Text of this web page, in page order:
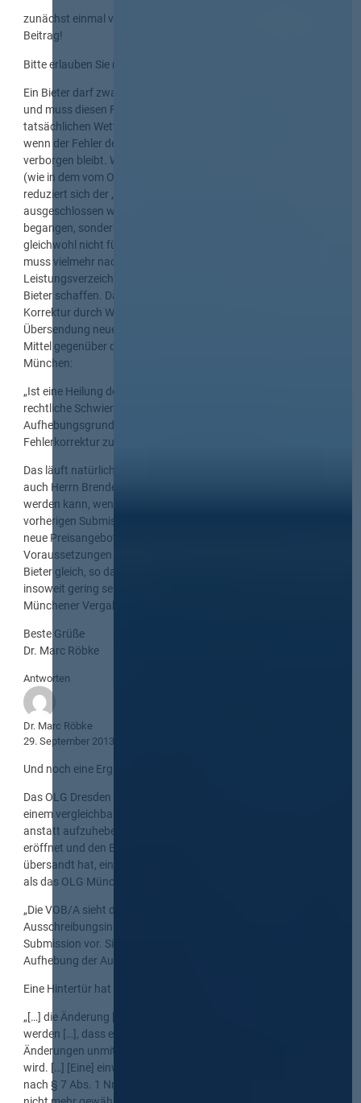
zunächst einmal vielen Dank, Herr Kollege Werner, für den
Beitrag!
Bitte erlauben Sie mir einen kleine Ergänzung:
Ein Bieter darf zwar Fehler im Leistungsverzeichnis ausnutzen
und muss diesen Fehler nicht der Vergabestelle anzeigen. Einen
tatsächlichen Wettbewerbsvorteil hat der Bieter aber nur dann,
wenn der Fehler der Vergabestelle und allen anderen Bietern
verborgen bleibt. Wenn die Vergabestelle den Fehler ihrerseits
(wie in dem vom OLG München entschiedenen Fall) erkennt,
reduziert sich der „Vorteil“ für den Bieter darauf, dass er nicht
ausgeschlossen werden darf (nicht er hat einen Fehler
begangen, sondern die Vergabestelle!). Den Zuschlag kann er
gleichwohl nicht für sich beanspruchen. Die Vergabestelle
muss vielmehr nachbessern und mit einem korrigierten
Leistungsverzeichnis gleiche Wettbewerbsbedingungen für alle
Bieter schaffen. Das gilt auch nach erfolgter Submission. Die
Korrektur durch Wiedereröffnung der Angebotsfrist und
Übersendung neuer Vergabeunterlagen ist insofern das mildere
Mittel gegenüber der Aufhebung, so ausdrücklich das OLG
München:
„Ist eine Heilung des Fehlers ohne besondere tatsächliche oder
rechtliche Schwierigkeit möglich, scheidet ein
Aufhebungsgrund regelmäßig aus: es ist das mildere Mittel der
Fehlerkorrektur zu wählen.“
Das läuft natürlich oftmals auf dasselbe hinaus und ich stimme
auch Herrn Brendel zu, dass es als problematisch angesehen
werden kann, wenn die Bieter dadurch und in Kenntnis des
vorherigen Submissionsergebnisses die Möglichkeit haben,
neue Preisangebote abzugeben. Auf der anderen Seite sind die
Voraussetzungen in dem wieder eröffneten Verfahren für alle
Bieter gleich, so dass das Risiko von Ungleichbehandlungen
insoweit gering sein dürfte. So sieht es offenbar auch der
Münchener Vergabesenat.
Beste Grüße
Dr. Marc Röbke
Antworten
Dr. Marc Röbke
29. September 2013
Und noch eine Ergänzung:
Das OLG Dresden hat mit Beschl. v. 23.07.2013, Verg 2/13, in
einem vergleichbaren Fall entschieden, in dem die Vergabestelle
anstatt aufzuheben nach Submission die Angebotsfrist neu
eröffnet und den Bietern ein korrigiertes Leistungsverzeichnis
übersandt hat, eine auf den ersten Blick strengere Auffassung
als das OLG München vertreten:
„Die VOB/A sieht die Möglichkeit einer Änderung des
Ausschreibungsinhalts nicht und schon gar nicht nach
Submission vor. Sie eröffnet in § 17 lediglich den Weg einer
Aufhebung der Ausschreibung.“
Eine Hintertür hat das OLG Dresden offen gelassen:
„[…] die Änderung [darf] jedenfalls nicht in der Weise vollzogen
werden […], dass eine Neubepreisung lediglich der von den
Änderungen unmittelbar betroffenen Positionen ermöglicht
wird. […] [Eine] einwandfreie Preisermittlung, wie sie den Bietern
nach § 7 Abs. 1 Nr. 2 VOB/A zu ermöglichen ist, ist doch dann